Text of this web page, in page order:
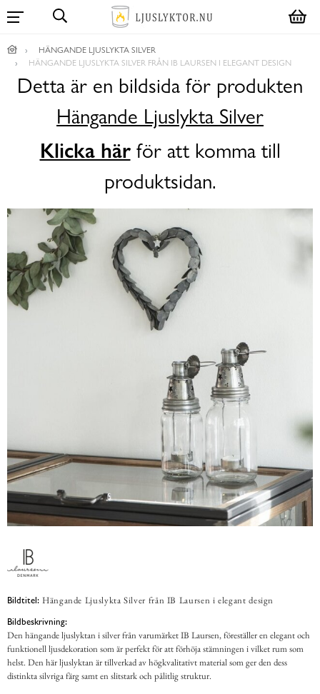
HÄNGANDE LJUSLYKTA SILVER
HÄNGANDE LJUSLYKTA SILVER FRÅN IB LAURSEN I ELEGANT DESIGN
Detta är en bildsida för produkten
Hängande Ljuslykta Silver
Klicka härför att komma till
produktsidan.
Bildtitel: Hängande Ljuslykta Silver från IB Laursen i elegant design
Bildbeskrivning:
Den hängande ljuslyktan i silver från varumärket IB Laursen, föreställer en elegant och
funktionell ljusdekoration som är perfekt för att förhöja stämningen i vilket rum som
helst. Den här ljuslyktan är tillverkad av högkvalitativt material som ger den dess
distinkta silvriga färg samt en slitstark och pålitlig struktur.